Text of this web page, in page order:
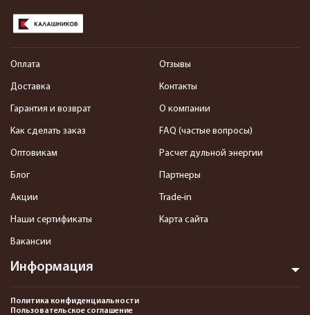
Информация
Оплата
Доставка
Гарантия и возврат
Как сделать заказ
Оптовикам
Блог
Акции
Наши сертификаты
Вакансии
Отзывы
Контакты
О компании
FAQ (частые вопросы)
Расчет дульной энергии
Партнеры
Trade-in
Карта сайта
Политика конфиденциальности
Пользовательское соглашение